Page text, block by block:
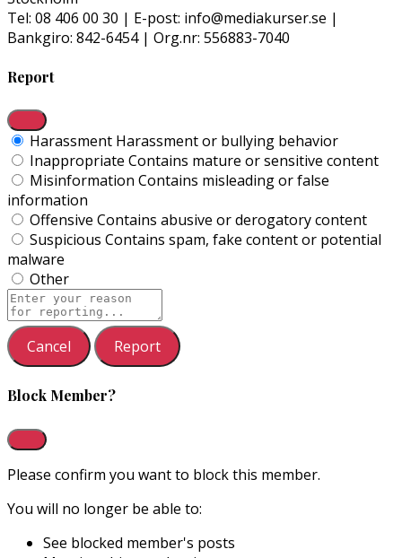
Tel: 08 406 00 30 | E-post: info@mediakurser.se |
Bankgiro: 842-6454 | Org.nr: 556883-7040
Report
Harassment Harassment or bullying behavior
Inappropriate Contains mature or sensitive content
Misinformation Contains misleading or false
information
Offensive Contains abusive or derogatory content
Suspicious Contains spam, fake content or potential
malware
Other
Report
note
Report
Block Member?
Please confirm you want to block this member.
You will no longer be able to:
See blocked member's posts